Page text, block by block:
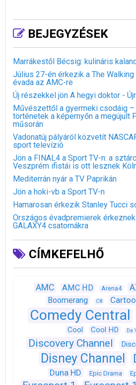
BEJEGYZÉSEK
Marrákestől Bécsig: kulináris
Július 27-én érkezik a The Walking
évada az AMC-re
Új részekkel jön A hegyi doktor -
Művészettől a gyermeki csodáig
történetek a képernyőn a megújult
műsorán
Vadonatúj pályáról közvetít
sport televízió
Jön a FINAL4 a Sport TV-n: a
Veszprém ifistái is ott lesznek
Mediterrán nyár a TV Paprikán
Jön a hoki-vb a Sport TV-n
Hamarosan érkezik Stanley Tucci
Országos évadpremierek
GALAXY4 csatornákra
CÍMKEFELHŐ
AMC AMC HD Arena4
Boomerang C8
Comedy Central
Cool Cool HD Da
Discovery Channel
Disney Channel
Duna HD
Epic Drama